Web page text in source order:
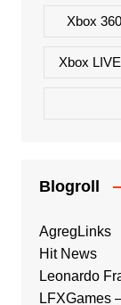
Xbox 360
Xbox LIVE
Blogroll
AgregLinks
Hit News
Leonardo
LFXGames